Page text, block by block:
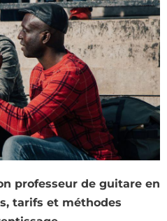
professeur de guitare en
tarifs et méthodes